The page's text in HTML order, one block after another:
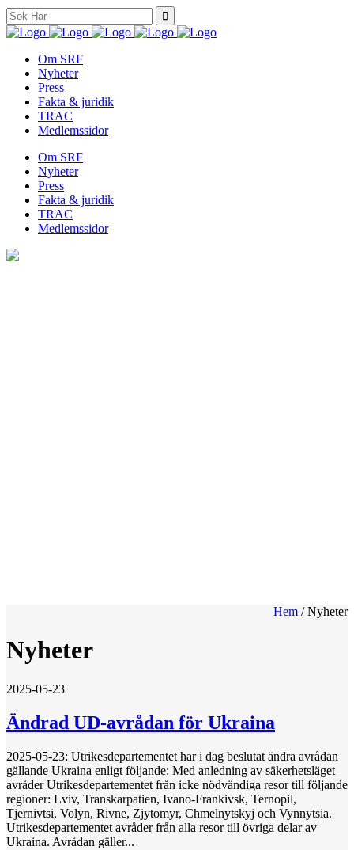
Search
for:
Om SRF
Nyheter
Press
Fakta & juridik
TRAC
Medlemssidor
Om SRF
Nyheter
Press
Fakta & juridik
TRAC
Medlemssidor
Hem /Nyheter
Nyheter
2025-05-23
Ändrad UD-avrådan för Ukraina
2025-05-23: Utrikesdepartementet har i dag beslutat ändra avrådan
gällande Ukraina enligt följande: Med anledning av säkerhetsläget
avråder Utrikesdepartementet från icke nödvändiga resor till följande
regioner: Lviv, Transkarpatien, Ivano-Frankivsk, Ternopil,
Tjernivtsi, Volyn, Rivne, Zjytomyr, Chmelnytskyj och Vynnytsia.
Utrikesdepartementet avråder från alla resor till övriga delar av
Ukraina. Avrådan gäller...